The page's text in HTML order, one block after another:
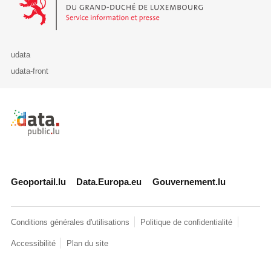
udata
udata-front
Retour à l'accueil de data.public.lu
Geoportail.lu Data.Europa.eu Gouvernement.lu
Conditions générales d'utilisations Politique de confidentialité
Accessibilité Plan du site